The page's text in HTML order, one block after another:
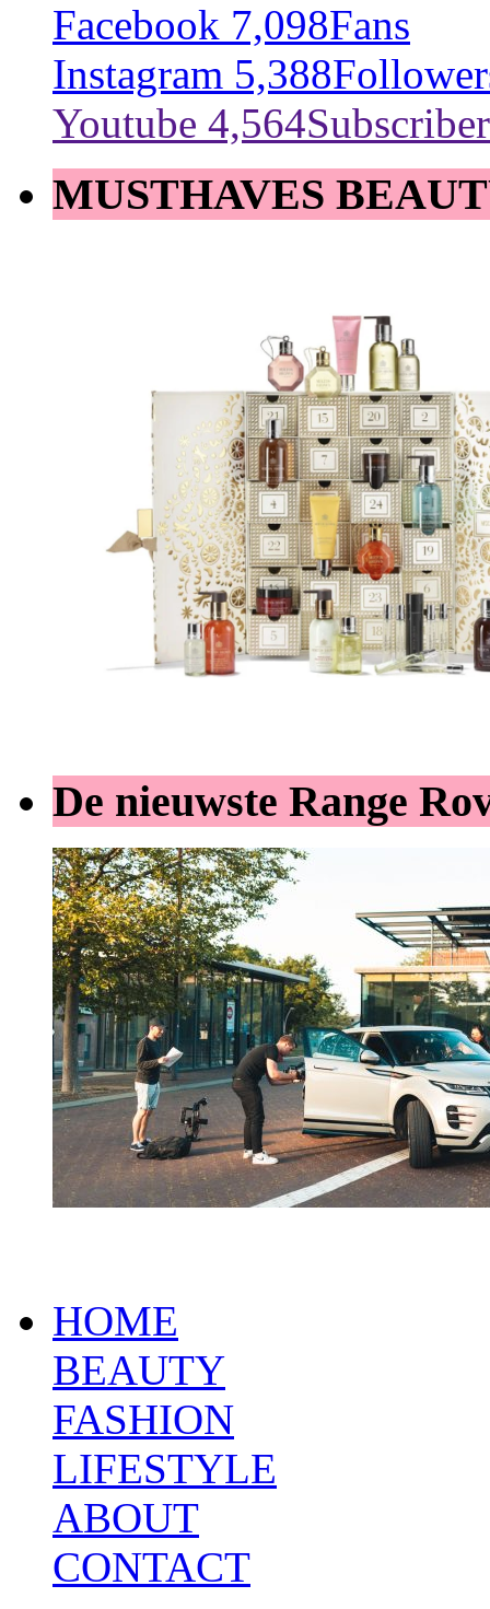
Facebook 7,098Fans
Instagram 5,388
Youtube 4,564Subscriber
MUSTHAVES
De nieuwste Range
HOME
BEAUTY
FASHION
LIFESTYLE
ABOUT
CONTACT